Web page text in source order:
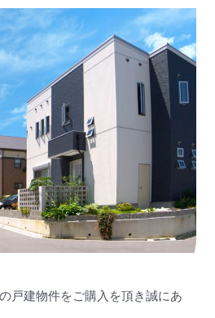
戸建物件をご購入を頂き誠にあ